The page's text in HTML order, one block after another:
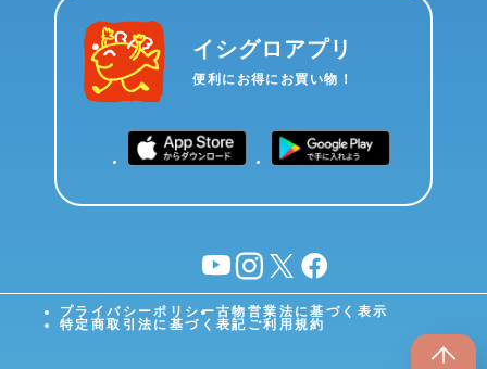
イシグロアプリ
便利にお得にお買い物！
YouTubeinstagram
X facebook
プライバシーポリシー古物営業法に基づく表示
特定商取引法に基づく表記 ご利用規約